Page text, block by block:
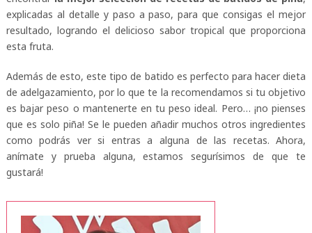
explicadas al detalle y paso a paso, para que consigas el mejor
resultado, logrando el delicioso sabor tropical que proporciona
esta fruta.
Además de esto, este tipo de batido es perfecto para hacer dieta
de adelgazamiento, por lo que te la recomendamos si tu objetivo
es bajar peso o mantenerte en tu peso ideal. Pero… ¡no pienses
que es solo piña! Se le pueden añadir muchos otros ingredientes
como podrás ver si entras a alguna de las recetas. Ahora,
anímate y prueba alguna, estamos segurísimos de que te
gustará!